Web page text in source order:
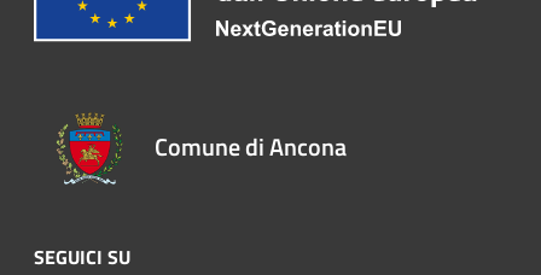
Comune di Ancona
SEGUICI SU